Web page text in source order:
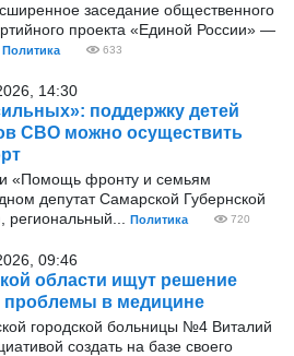
заседание общественного
проекта «Единой России» —
Политика 633
14:30
поддержку детей
СВО можно осуществить
«Помощь фронту и семьям
депутат Самарской Губернской
Политика 720
09:46
области ищут решение
проблемы в медицине
городской больницы №4 Виталий
создать на базе своего